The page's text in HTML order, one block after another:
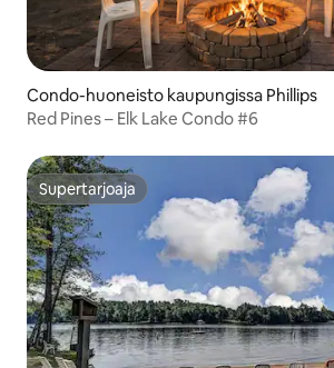
Condo-huoneisto kaupungissa Phillips
Red Pines – Elk Lake Condo #6
Supertarjoaja
Supertarjoaja